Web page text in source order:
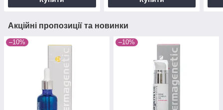
Акційні пропозиції та новинки
–10% –10%